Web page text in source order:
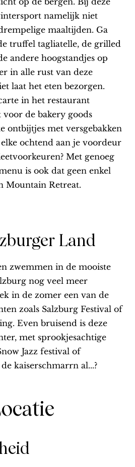
namelijk niet
maaltijden. Ga
truffel tagliatelle, de grilled
andere hoogstandjes op
in alle rust van deze
laat het eten bezorgen.
in het restaurant
voor de bakery goods
ontbijtjes met versgebakken
ochtend aan je voordeur
Met genoeg
is ook dat geen enkel
Mountain Retreat.
Land
zwemmen in de mooiste
nog veel meer
in de zomer een van de
zoals Salzburg Festival of
Even bruisend is deze
met sprookjesachtige
Jazz festival of
kaiserschmarrn al...?